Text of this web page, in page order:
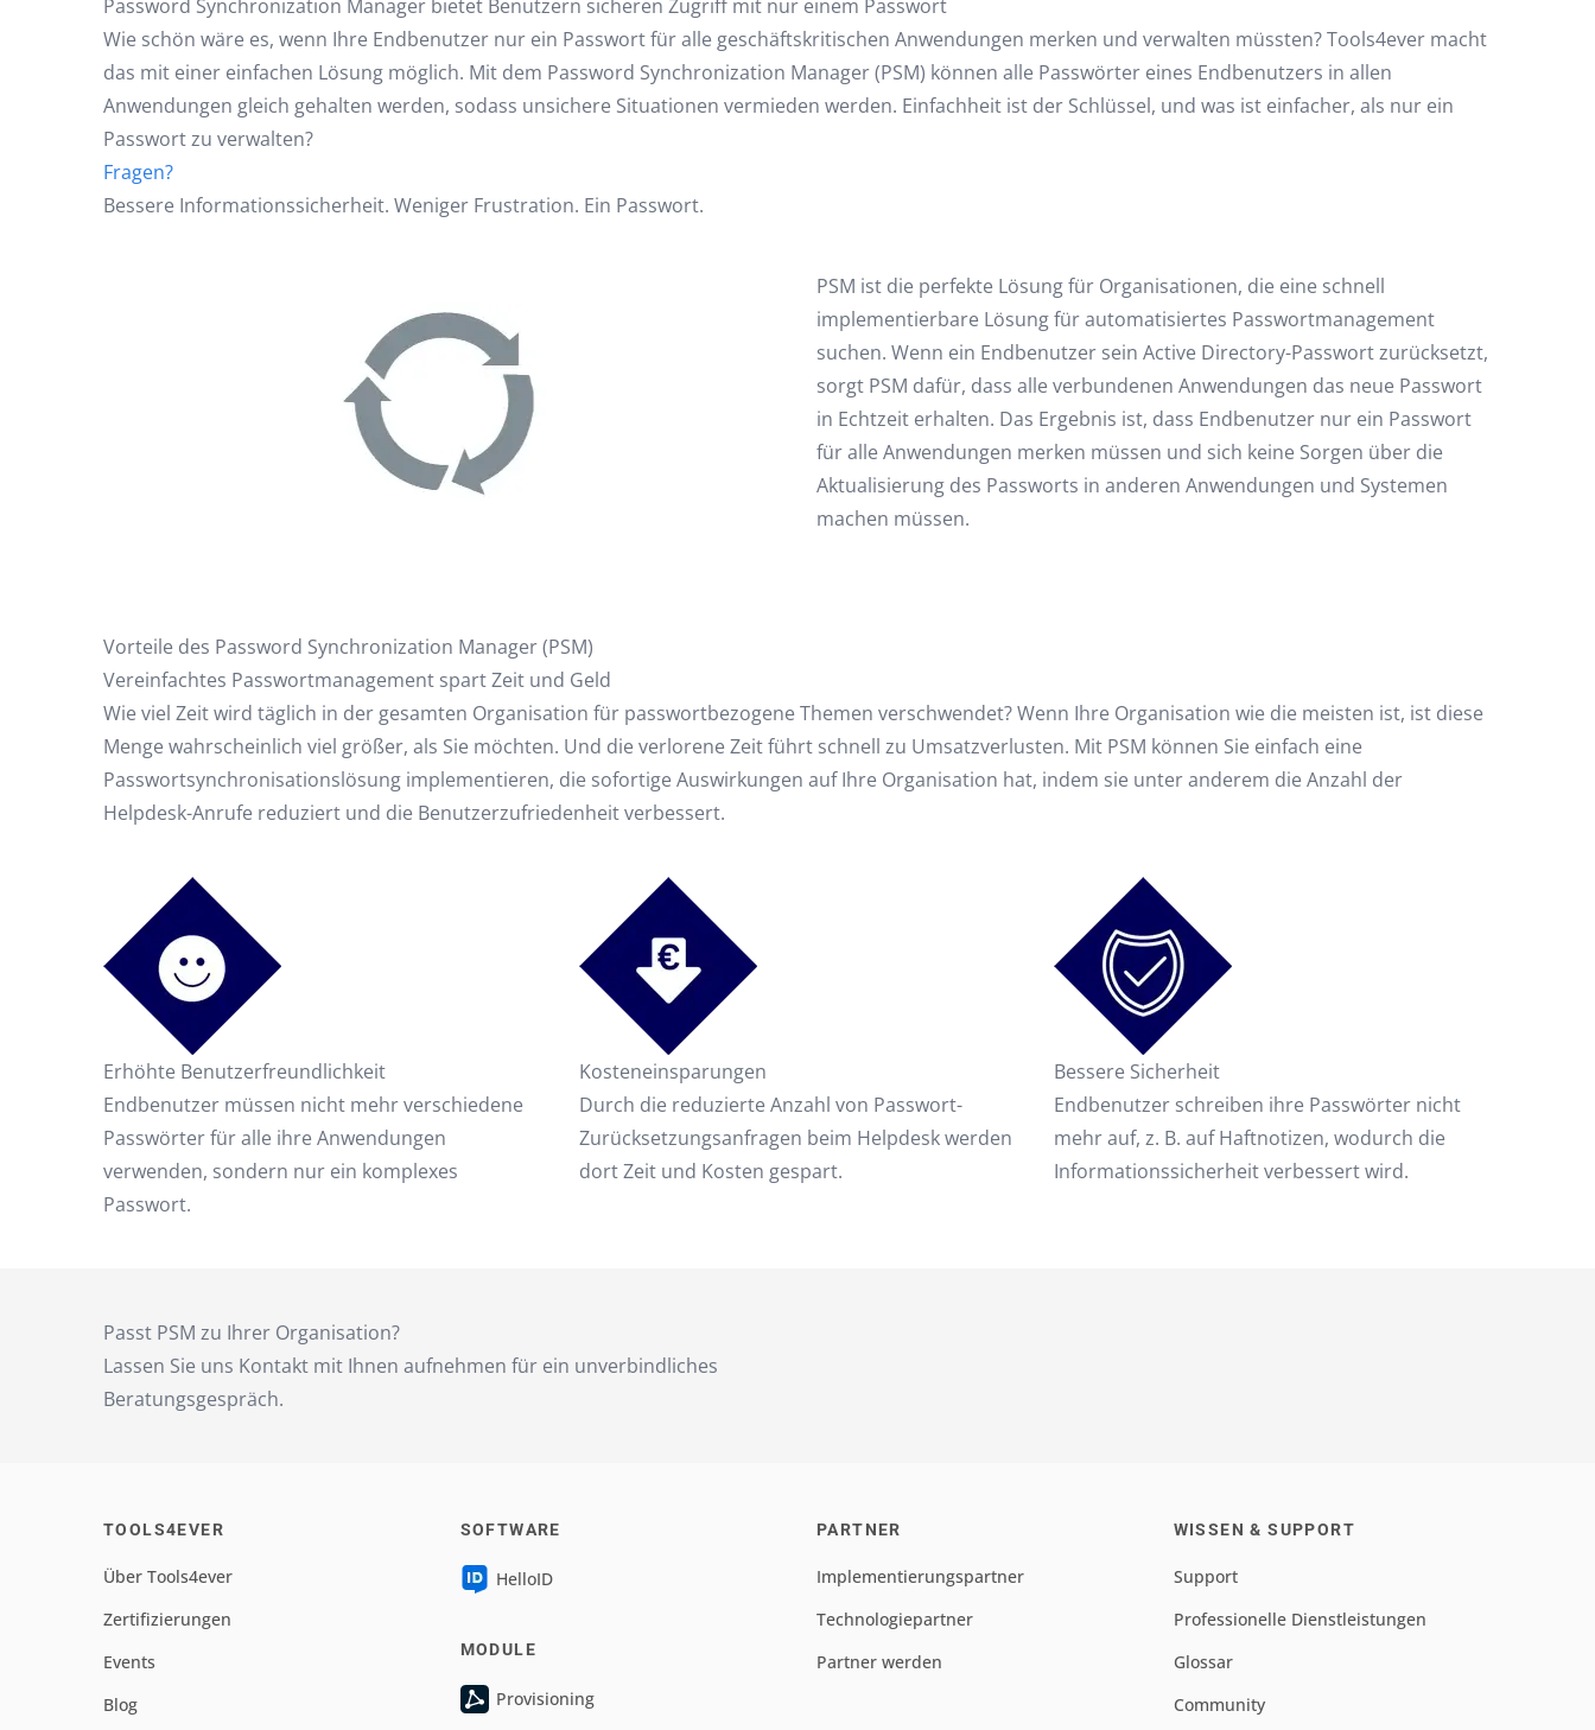
Password Synchronization Manager bietet Benutzern sicheren Zugriff mit nur einem Passwort
Wie schön wäre es, wenn Ihre Endbenutzer nur ein Passwort für alle geschäftskritischen Anwendungen merken und verwalten müssten? Tools4ever macht
das mit einer einfachen Lösung möglich. Mit dem Password Synchronization Manager (PSM) können alle Passwörter eines Endbenutzers in allen
Anwendungen gleich gehalten werden, sodass unsichere Situationen vermieden werden. Einfachheit ist der Schlüssel, und was ist einfacher, als nur ein
Passwort zu verwalten?
Fragen?
Bessere Informationssicherheit. Weniger Frustration. Ein Passwort.
PSM ist die perfekte Lösung für Organisationen, die eine schnell
implementierbare Lösung für automatisiertes Passwortmanagement
suchen. Wenn ein Endbenutzer sein Active Directory-Passwort zurücksetzt,
sorgt PSM dafür, dass alle verbundenen Anwendungen das neue Passwort
in Echtzeit erhalten. Das Ergebnis ist, dass Endbenutzer nur ein Passwort
für alle Anwendungen merken müssen und sich keine Sorgen über die
Aktualisierung des Passworts in anderen Anwendungen und Systemen
machen müssen.
Vorteile des Password Synchronization Manager (PSM)
Vereinfachtes Passwortmanagement spart Zeit und Geld
Wie viel Zeit wird täglich in der gesamten Organisation für passwortbezogene Themen verschwendet? Wenn Ihre Organisation wie die meisten ist, ist diese
Menge wahrscheinlich viel größer, als Sie möchten. Und die verlorene Zeit führt schnell zu Umsatzverlusten. Mit PSM können Sie einfach eine
Passwortsynchronisationslösung implementieren, die sofortige Auswirkungen auf Ihre Organisation hat, indem sie unter anderem die Anzahl der
Helpdesk-Anrufe reduziert und die Benutzerzufriedenheit verbessert.
Erhöhte Benutzerfreundlichkeit
Endbenutzer müssen nicht mehr verschiedene
Passwörter für alle ihre Anwendungen
verwenden, sondern nur ein komplexes
Passwort.
Kosteneinsparungen
Durch die reduzierte Anzahl von Passwort-
Zurücksetzungsanfragen beim Helpdesk werden
dort Zeit und Kosten gespart.
Bessere Sicherheit
Endbenutzer schreiben ihre Passwörter nicht
mehr auf, z. B. auf Haftnotizen, wodurch die
Informationssicherheit verbessert wird.
Passt PSM zu Ihrer Organisation?
Lassen Sie uns Kontakt mit Ihnen aufnehmen für ein unverbindliches
Beratungsgespräch.
TOOLS4EVER
Über Tools4ever
Zertifizierungen
Events
Blog
SOFTWARE
HelloID
MODULE
Provisioning
PARTNER
Implementierungspartner
Technologiepartner
Partner werden
WISSEN & SUPPORT
Support
Professionelle Dienstleistungen
Glossar
Community